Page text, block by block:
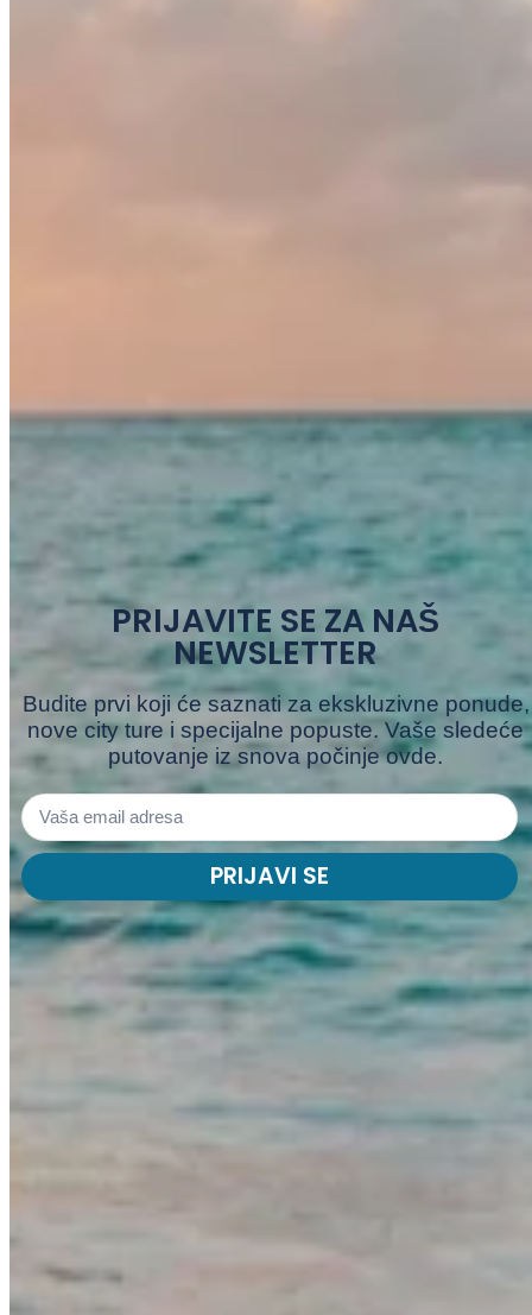
PRIJAVITE SE ZA NAŠ
NEWSLETTER
Budite prvi koji će saznati za ekskluzivne ponude,
nove city ture i specijalne popuste. Vaše sledeće
putovanje iz snova počinje ovde.
PRIJAVI SE